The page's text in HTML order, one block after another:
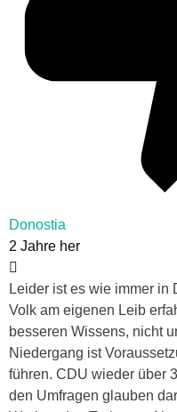
Donostia
2 Jahre her
Leider ist es wie immer in
Volk am eigenen Leib
besseren Wissens, nicht
Niedergang ist
führen. CDU wieder über
den Umfragen glauben